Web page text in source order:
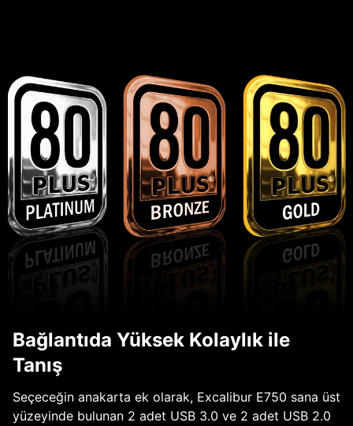
Bağlantıda Yüksek Kolaylık ile
Tanış
Seçeceğin anakarta ek olarak, Excalibur E750 sana üst
yüzeyinde bulunan 2 adet USB 3.0 ve 2 adet USB 2.0